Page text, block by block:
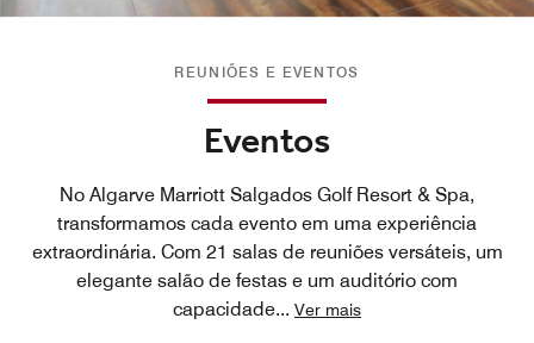
REUNIÕES E EVENTOS
Eventos
No Algarve Marriott Salgados Golf Resort & Spa,
transformamos cada evento em uma experiência
extraordinária. Com 21 salas de reuniões versáteis, um
elegante salão de festas e um auditório com
capacidade... Ver mais